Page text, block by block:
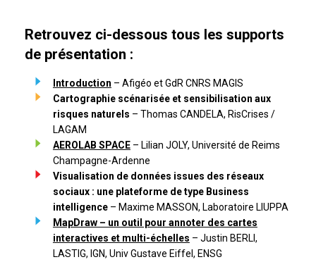
Retrouvez ci-dessous tous les supports
de présentation :
Introduction – Afigéo et GdR CNRS MAGIS
Cartographie scénarisée et sensibilisation aux
risques naturels – Thomas CANDELA, RisCrises /
LAGAM
AEROLAB SPACE– Lilian JOLY, Université de Reims
Champagne-Ardenne
Visualisation de données issues des réseaux
sociaux : une plateforme de type Business
intelligence – Maxime MASSON, Laboratoire LIUPPA
MapDraw – un outil pour annoter des cartes
interactives et multi-échelles – Justin BERLI,
LASTIG, IGN, Univ Gustave Eiffel, ENSG